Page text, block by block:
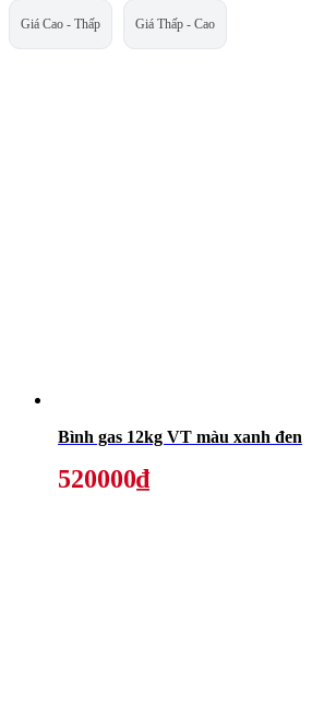
Giá Cao - Thấp Giá Thấp - Cao
Bình gas 12kg VT màu xanh đen
520000₫